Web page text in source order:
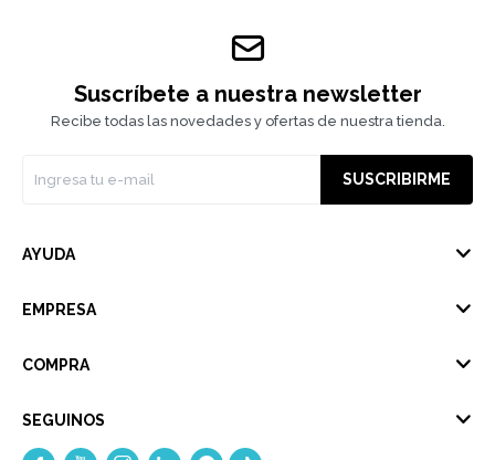
Suscríbete a nuestra newsletter
Recibe todas las novedades y ofertas de nuestra tienda.
SUSCRIBIRME
AYUDA
EMPRESA
COMPRA
SEGUINOS